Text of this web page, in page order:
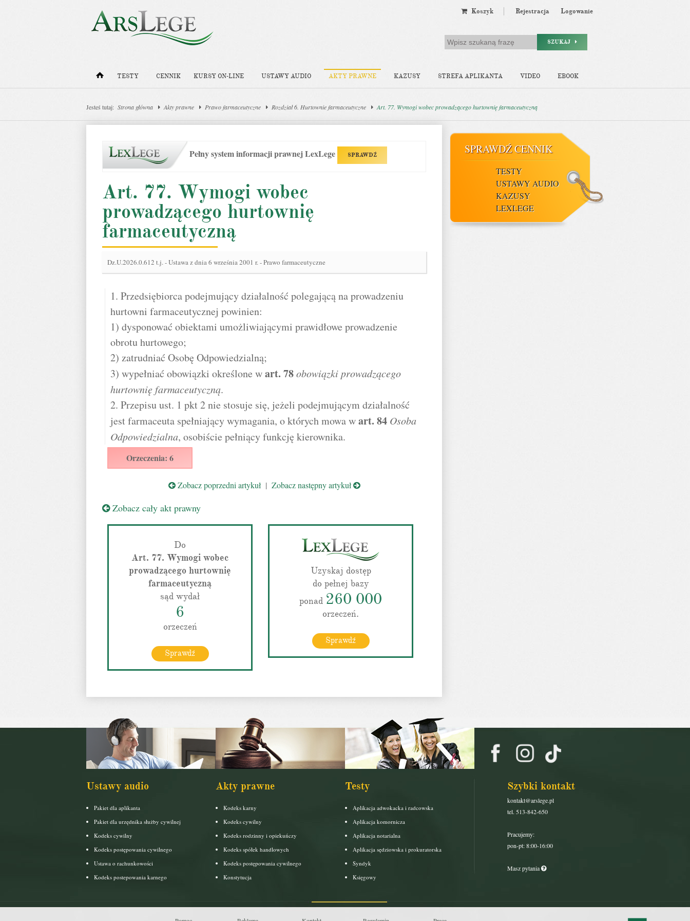
Koszyk Rejestracja Logowanie
SZUKAJ
TESTY CENNIK KURSY ON-LINE USTAWY AUDIO AKTY PRAWNE KAZUSY STREFA APLIKANTA VIDEO EBOOK
Jesteś tutaj: Strona główna Akty prawne Prawo farmaceutyczne Rozdział 6. Hurtownie farmaceutyczne Art. 77. Wymogi wobec prowadzącego hurtownię farmaceutyczną
Pełny system informacji prawnej LexLege SPRAWDŹ
Art. 77. Wymogi wobec
prowadzącego hurtownię
farmaceutyczną
Dz.U.2026.0.612 t.j.-Ustawa z dnia 6 września 2001 r. - Prawo farmaceutyczne
1. Przedsiębiorca podejmujący działalność polegającą na prowadzeniu
hurtowni farmaceutycznej powinien:
1) dysponować obiektami umożliwiającymi prawidłowe prowadzenie
obrotu hurtowego;
2) zatrudniać Osobę Odpowiedzialną;
3) wypełniać obowiązki określone wart. 78obowiązki prowadzącego
hurtownię farmaceutyczną.
2. Przepisu ust. 1 pkt 2 nie stosuje się, jeżeli podejmującym działalność
jest farmaceuta spełniający wymagania, o których mowa wart. 84 Osoba
Odpowiedzialna, osobiście pełniący funkcję kierownika.
Orzeczenia: 6
Zobacz poprzedni artykuł| Zobacz następny artykuł
Zobacz cały akt prawny
Do
Art. 77. Wymogi wobec
prowadzącego hurtownię
farmaceutyczną
sąd wydał
6
orzeczeń
Sprawdź
Uzyskaj dostęp
do pełnej bazy
ponad 260 000
orzeczeń.
Sprawdź
SPRAWDŹ CENNIK
TESTY
USTAWY AUDIO
KAZUSY
LEXLEGE
Ustawy audio
Pakiet dla aplikanta
Pakiet dla urzędnika służby cywilnej
Kodeks cywilny
Kodeks postępowania cywilnego
Ustawa o rachunkowości
Kodeks postepowania karnego
Akty prawne
Kodeks karny
Kodeks cywilny
Kodeks rodzinny i opiekuńczy
Kodeks spółek handlowych
Kodeks postępowania cywilnego
Konstytucja
Testy
Aplikacja adwokacka i radcowska
Aplikacja komornicza
Aplikacja notarialna
Aplikacja sędziowska i prokuratorska
Syndyk
Księgowy
Szybki kontakt
kontakt@arslege.pl
tel. 513-842-650
Pracujemy:
pon-pt: 8:00-16:00
Masz pytania